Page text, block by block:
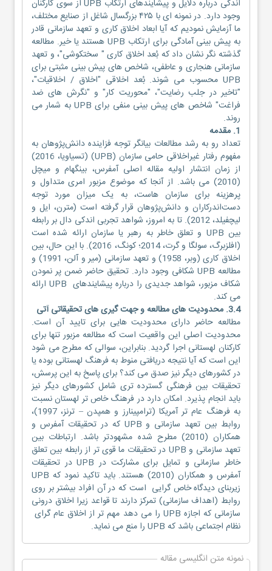
اندکی درباره دلایل و پیشایندهای ارتکاب UPB از سوی کارکنان
وجود دارد. در نمونه ای با ۴۲۵ بزرگسال شاغل از صنایع مختلف،
ما آزمایش نمودیم که آیا ابعاد اخلاق کاری و تعهد سازمانی قادر
به پیش بینی آمادگی برای ارتکاب UPB هستند یا خیر. مطالعه
گذشته نگر نشان داد که بُعد اخلاق کاری " سختکوشی"، و تعهد
سازمانی هنجاری و عاطفی، شاخص های پیش بینی مثبتی برای
UPB محسوب می شوند. بُعد اخلاقی "اخلاق / اخلاقیات"،
"تاخیر در جلب رضایت"، "محوریت کار" و "نگرش های ضد
فراغت" شاخص های پیش بینی منفی برای UPB به شمار می
روند.
1. مقدمه
تعداد رو به رشد مطالعات بیانگر توجه فزاینده دانش‌پژوهان به
مفهوم رفتار غیراخلاقی حامی سازمان (UPB) (تسیاویا، 2016)
از زمان انتشار اولیه مقاله اصلی آمفرس، بینگهام و میچل
(2010) می باشد. از آنجا که موضوع مزبور امری متداول و
پرهزینه برای سازمان هاست، به یک میزان مورد توجه
دست‌اندرکاران و دانش‌پژوهان قرار گرفته است (مترن، ایل و
لیچفیلد، 2012). تا به امروز، شواهد تجربی اندکی دال بر رابطه
بین UPB و تعلق خاطر به رهبر یا سازمان ارائه شده است
(افلزبرگ، سولگا و گرت، 2014؛ کونگ، 2016). با این حال، بین
اخلاق کاری (وبر، 1958) و تعهد سازمانی (میر و آلن، 1991) و
مطالعه UPB شکافی وجود دارد. تحقیق حاضر ضمن پر نمودن
شکاف مزبور، شواهد جدیدی را درباره پیشایندهای UPB ارائه
می کند.
3.4. محدودیت های مطالعه و جهت گیری های تحقیقاتی آتی
مطالعه حاضر دارای محدودیت هایی برای تایید آن است.
محدودیت اصلی این واقعیت است که مطالعه مزبور تنها برای
کارکنان لهستانی اجرا گردید. بنابراین، سوالی که مطرح می شود
این است که آیا نتیجه دریافتی منوط به فرهنگ لهستانی بوده یا
در کشورهای دیگر نیز صدق می کند؟ برای پاسخ به این پرسش،
تحقیقات بین فرهنگی گسترده تری شامل کشورهای دیگر نیز
باید انجام پذیرد. امکان دارد در فرهنگ خاص تر لهستان نسبت
به فرهنگ عام تر آمریکا (ترامپینارز و همپدن – ترنز، 1997)،
روابط بین تعهد سازمانی و UPB که در تحقیقات آمفرس و
همکاران (2010) مطرح شده مشهودتر باشد. ارتباطات بین
تعهد سازمانی و UPB در تحقیقات ما قوی تر از رابطه بین تعلق
خاطر سازمانی و تمایل برای مشارکت در UPB در تحقیقات
آمفرس و همکاران (2010) هستند. باید تاکید نمود که UPB
زیربنای دیدگاه خاص گرایی است که در آن افراد بیشتر بر روی
روابط (اهداف سازمانی) تمرکز دارند تا قواعد زیرا اخلاق درونی
سازمانی که اجازه UPB را می دهد مهم تر از اخلاق عام گرای
نظام اجتماعی باشد که UPB را منع می نماید.
نمونه متن انگلیسی مقاله